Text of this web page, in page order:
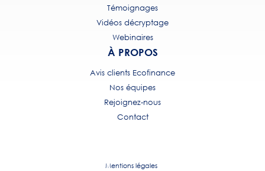
Témoignages
Vidéos décryptage
Webinaires
À PROPOS
Avis clients Ecofinance
Nos équipes
Rejoignez-nous
Contact
Mentions légales